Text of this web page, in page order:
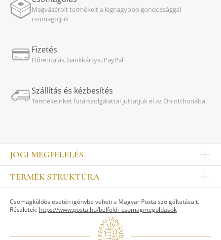
Megvásárolt termékeit a legnagyobb gondossággal
csomagoljuk
Fizetés
Előreutalás, bankkártya, PayPal
Szállítás és kézbesítés
Termékeinket futárszolgálattal juttatjuk el az Ön otthonába.
JOGI MEGFELELÉS
Impresszum
Kapcsolat
Jogi nyilatkozat
TERMÉK STRUKTÚRA
ASZTALKULTÚRA
Csomagküldés esetén igénybe veheti a Magyar Posta szolgáltatásait.
Részletek: https://www.posta.hu/belfoldi_csomagmegoldasok